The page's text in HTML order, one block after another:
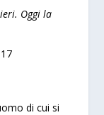
Oggi la
di cui si